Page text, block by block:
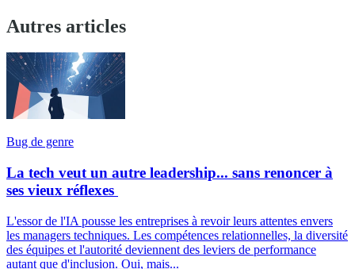
Autres articles
Bug de genre
La tech veut un autre leadership... sans renoncer à
ses vieux réflexes
L'essor de l'IA pousse les entreprises à revoir leurs attentes envers
les managers techniques. Les compétences relationnelles, la diversité
des équipes et l'autorité deviennent des leviers de performance
autant que d'inclusion. Oui, mais...